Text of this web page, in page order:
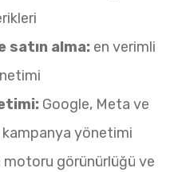
satın alma: en verimli
Google, Meta ve
yönetimi
motoru görünürlüğü ve